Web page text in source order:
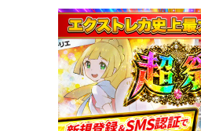
2026.1.25
2,200円
2026.1.15
2,200円
2026.1.5
2,200円
2025.12.25
2,200円
2025.12.15
2,200円
2025.12.5
2,200円
2025.11.25
2,200円